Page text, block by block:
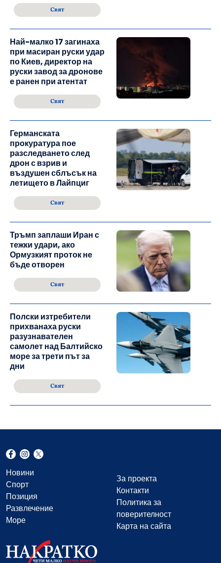
Свят
Най-малко 17 загинаха
при масиран руски удар
по Киев, директор на
руски завод за дронове
е ранен при атентат
Свят
Германската
прокуратура пое
разследването след
дрон с взрив и
въздушен сблъсък на
летището в Лайпциг
Свят
Тръмп заплаши Иран с
тежки удари, ако
Ормузкият проток не
бъде отворен
Свят
Полски изтребители
прихванаха руски
разузнавателен
самолет над Балтийско
море за трети път за
дни
Свят
Новини
Спорт
Позиция
Развлечение
Море
За проекта
Контакти
Политика за
поверителност
Карта на сайта